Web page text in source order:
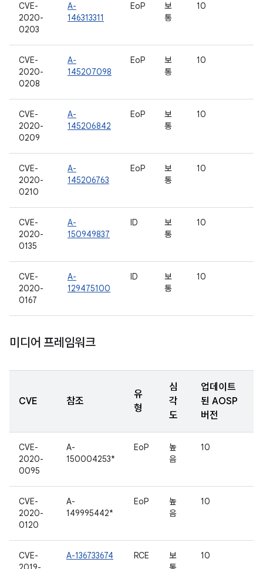
CVE-
2020-
0203
A-
146313311
EoP
보
통
10
CVE-
2020-
0208
A-
145207098
EoP
보
통
10
CVE-
2020-
0209
A-
145206842
EoP
보
통
10
CVE-
2020-
0210
A-
145206763
EoP
보
통
10
CVE-
2020-
0135
A-
150949837
ID
보
통
10
CVE-
2020-
0167
A-
129475100
ID
보
통
10
미디어 프레임워크
CVE 참조
유
형
심
각
도
업데이트
된 AOSP
버전
CVE-
2020-
0095
A-
150004253*
EoP
높
음
10
CVE-
2020-
0120
A-
149995442*
EoP
높
음
10
CVE-
A-136733674 RCE
보
10